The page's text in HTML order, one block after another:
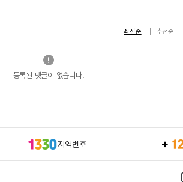
최신순 추천순
등록된 댓글이 없습니다.
지역번호